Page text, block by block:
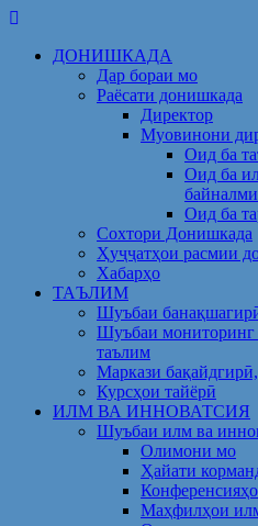
Skip
contentДОНИШКАДА
Дар бораи мо
Раёсати донишкада
Директор
Муовинони
Оид ба
Оид ба
Оид ба
Сохтори Донишкада
Ҳуҷҷатҳои расмии
Хабарҳо
ТАЪЛИМ
Шуъбаи
Шуъбаи мониторинг
таълим
Маркази
Курсҳои тайёрӣ
ИЛМ ВА ИННОВАТСИЯ
Шуъбаи илм ва
Олимони мо
Ҳайати
Маҳфилҳои